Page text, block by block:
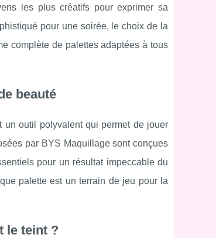
les plus créatifs pour exprimer sa
pour une soirée, le choix de la
complète de palettes adaptées à tous
beauté
outil polyvalent qui permet de jouer
par BYS Maquillage sont conçues
pour un résultat impeccable du
palette est un terrain de jeu pour la
le teint ?